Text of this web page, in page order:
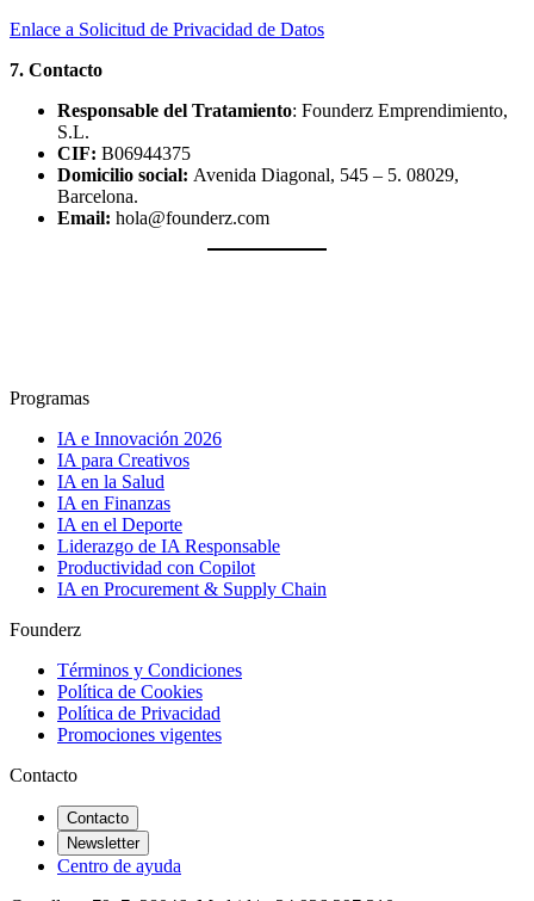
Enlace a Solicitud de Privacidad de Datos
7. Contacto
Responsable del Tratamiento: Founderz Emprendimiento,
S.L.
CIF: B06944375
Domicilio social: Avenida Diagonal, 545 – 5. 08029,
Barcelona.
Email: hola@founderz.com
Programas
IA e Innovación 2026
IA para Creativos
IA en la Salud
IA en Finanzas
IA en el Deporte
Liderazgo de IA Responsable
Productividad con Copilot
IA en Procurement & Supply Chain
Founderz
Términos y Condiciones
Política de Cookies
Política de Privacidad
Promociones vigentes
Contacto
Contacto
Newsletter
Centro de ayuda